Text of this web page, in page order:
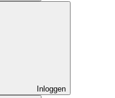
Inloggen